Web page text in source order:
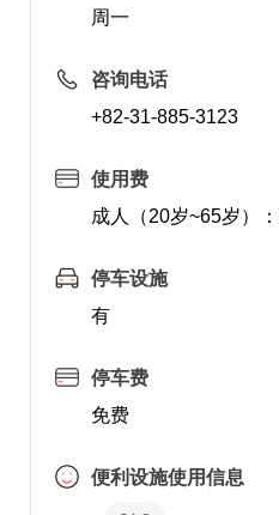
周一
咨询电话
+82-31-885-3123
使用费
成人（20岁~65岁）
停车设施
有
停车费
免费
便利设施使用信息